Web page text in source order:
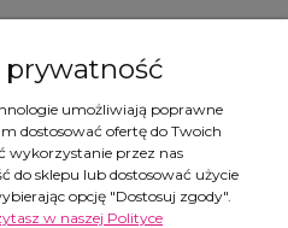
konto
umożliwiają poprawne
dostosować ofertę do Twoich
wykorzystanie przez nas
do sklepu lub dostosować użycie
opcję "Dostosuj zgody".
w naszej Polityce